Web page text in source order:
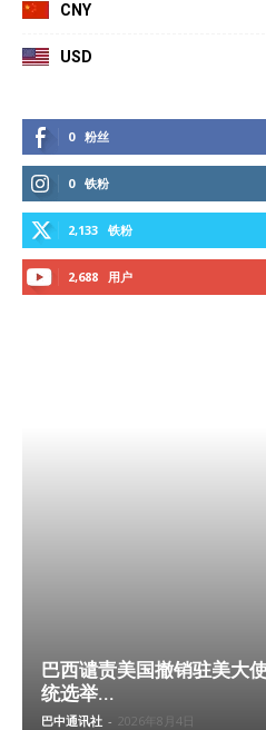
CNY
USD
0 粉丝
0 铁粉
2,133 铁粉
2,688 用户
巴西谴责美国撤销驻美大
统选举...
巴中通讯社 - 2026年8月4日